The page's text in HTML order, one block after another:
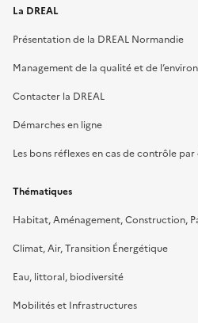
La DREAL
Présentation de la DREAL Normandie
Management de la qualité et de
Contacter la DREAL
Démarches en ligne
Les bons réflexes en cas de contrôle par
Thématiques
Habitat, Aménagement, Construction,
Climat, Air, Transition Énergétique
Eau, littoral, biodiversité
Mobilités et Infrastructures